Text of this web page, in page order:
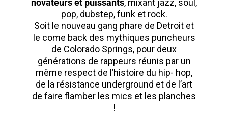
novateurs et puissants, mixant jazz, soul,
pop, dubstep, funk et rock.
Soit le nouveau gang phare de Detroit et
le come back des mythiques puncheurs
de Colorado Springs, pour deux
générations de rappeurs réunis par un
même respect de l’histoire du hip- hop,
de la résistance underground et de l’art
de faire flamber les mics et les planches
!